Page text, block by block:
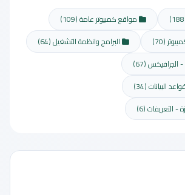
مواقع كمبيوتر عامة(109)
(70) البرامج وانظمة التشغيل(64)
- الجرافيكس(67)
البيانات(34)
- التعريفات(6)